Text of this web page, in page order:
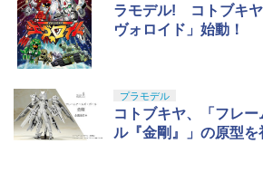
ラモデル! コトブキ
ヴォロイド」始動！
プラモデル
コトブキヤ、「フレ
ル『金剛』」の原型を